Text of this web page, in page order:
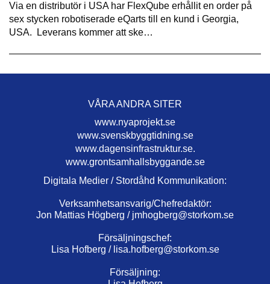
Via en distributör i USA har FlexQube erhållit en order på
sex stycken robotiserade eQarts till en kund i Georgia,
USA. Leverans kommer att ske…
VÅRA ANDRA SITER
www.nyaprojekt.se
www.svenskbyggtidning.se
www.dagensinfrastruktur.se.
www.grontsamhallsbyggande.se
Digitala Medier / Stordåhd Kommunikation:
Verksamhetsansvarig/Chefredaktör:
Jon Mattias Högberg / jmhogberg@storkom.se
Försäljningschef:
Lisa Hofberg / lisa.hofberg@storkom.se
Försäljning: